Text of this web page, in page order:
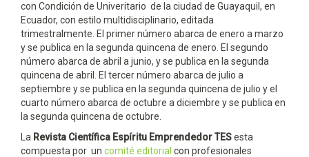
con Condición de Univeritario de la ciudad de Guayaquil, en
Ecuador, con estilo multidisciplinario, editada
trimestralmente. El primer número abarca de enero a marzo
y se publica en la segunda quincena de enero. El segundo
número abarca de abril a junio, y se publica en la segunda
quincena de abril. El tercer número abarca de julio a
septiembre y se publica en la segunda quincena de julio y el
cuarto número abarca de octubre a diciembre y se publica en
la segunda quincena de octubre.
La Revista Científica Espíritu Emprendedor TESesta
compuesta por un comité editorial con profesionales